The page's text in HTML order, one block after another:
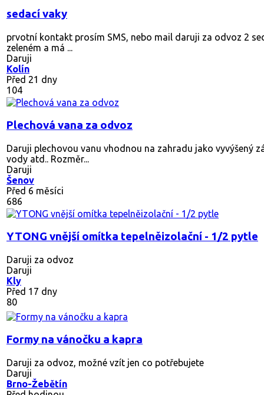
sedací vaky
prvotní kontakt prosím SMS, nebo mail daruji za odvoz 2
zeleném a má ...
Daruji
Kolín
Před 21 dny
104
Plechová vana za odvoz
Daruji plechovou vanu vhodnou na zahradu jako vyvýšený
vody atd.. Rozměr...
Daruji
Šenov
Před 6 měsíci
686
YTONG vnější omítka tepelněizolační - 1/2 pytle
Daruji za odvoz
Daruji
Kly
Před 17 dny
80
Formy na vánočku a kapra
Daruji za odvoz, možné vzít jen co potřebujete
Daruji
Brno-Žebětín